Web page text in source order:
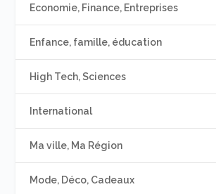
Economie, Finance, Entreprises
Enfance, famille, éducation
High Tech, Sciences
International
Ma ville, Ma Région
Mode, Déco, Cadeaux